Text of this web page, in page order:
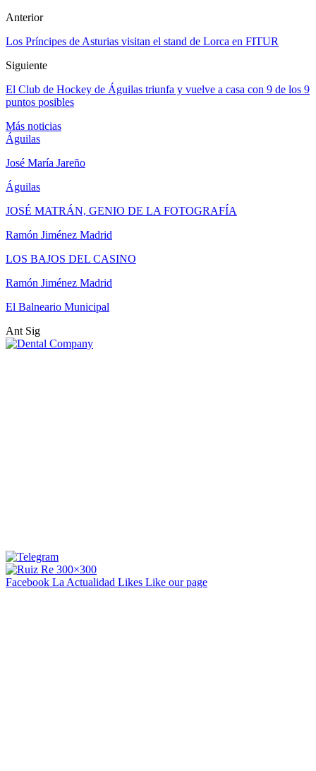
Anterior
Los Príncipes de Asturias visitan el stand de Lorca en FITUR
Siguiente
El Club de Hockey de Águilas triunfa y vuelve a casa con 9 de los 9
puntos posibles
Más noticias
Águilas
José María Jareño
Águilas
JOSÉ MATRÁN, GENIO DE LA FOTOGRAFÍA
Ramón Jiménez Madrid
LOS BAJOS DEL CASINO
Ramón Jiménez Madrid
El Balneario Municipal
Ant Sig
Facebook La Actualidad Likes Like our page